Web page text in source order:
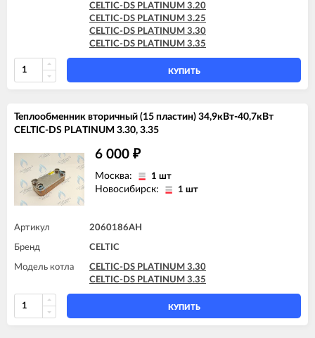
CELTIC-DS PLATINUM 3.20
CELTIC-DS PLATINUM 3.25
CELTIC-DS PLATINUM 3.30
CELTIC-DS PLATINUM 3.35
КУПИТЬ
Теплообменник вторичный (15 пластин) 34,9кВт-40,7кВт
CELTIC-DS PLATINUM 3.30, 3.35
6 000 ₽
Москва: 1 шт
Новосибирск: 1 шт
Артикул 2060186AH
Бренд CELTIC
Модель котла
CELTIC-DS PLATINUM 3.30
CELTIC-DS PLATINUM 3.35
КУПИТЬ